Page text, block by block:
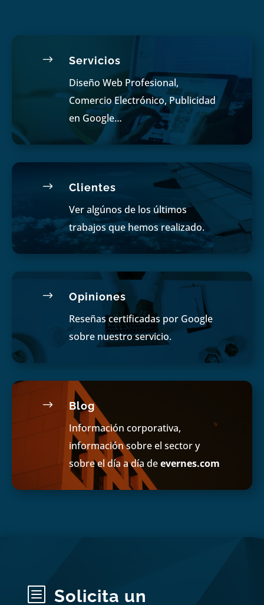
$ Servicios
Diseño Web Profesional,
Comercio Electrónico, Publicidad
en Google…
$ Clientes
Ver algúnos de los últimos
trabajos que hemos realizado.
$ Opiniones
Reseñas certificadas por Google
sobre nuestro servicio.
$ Blog
Información corporativa,
información sobre el sector y
sobre el día a día deevernes.com
b
Solicita un